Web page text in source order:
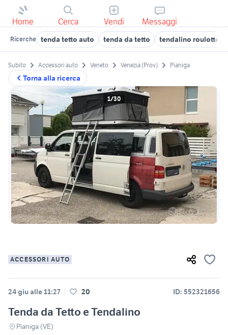
Home Cerca Vendi Messaggi
Ricerche tenda tetto auto tenda da tetto tendalino roulotte
Torna alla ricerca
Subito Accessori auto Veneto Venezia (Prov) Pianiga
1/30
ACCESSORI AUTO
24 giu alle 11:27 20 ID: 552321656
Tenda da Tetto e Tendalino
Pianiga (VE)